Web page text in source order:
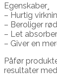
Egenskaber¸
– Hurtig
– Beroliger
– Let
– Giver en
Påfør
resultater